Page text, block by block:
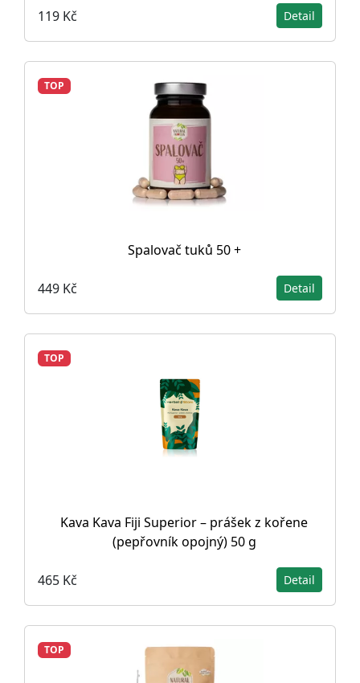
119 Kč Detail
TOP
Spalovač tuků 50 +
449 Kč Detail
TOP
Kava Kava Fiji Superior – prášek z kořene
(pepřovník opojný) 50 g
465 Kč Detail
TOP